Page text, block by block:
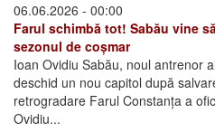
06.06.2026 - 00:00
Farul schimbă tot! Sabău vine
sezonul de coșmar
Ioan Ovidiu Sabău, noul antrenor
deschid un nou capitol după
retrogradare Farul Constanța a
Ovidiu...